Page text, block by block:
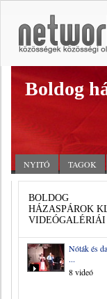
Boldog
NYITÓ TAGOK
BOLDOG
HÁZASPÁROK
VIDEÓGALÉRIÁI
Nóták és
...
8 videó